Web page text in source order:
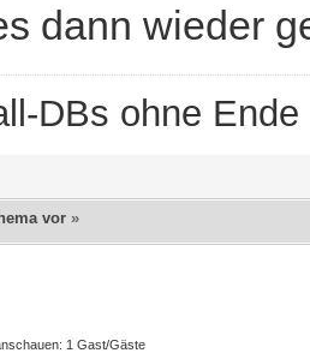
dann wieder
DBs ohne Ende
vor »
1 Gast/Gäste